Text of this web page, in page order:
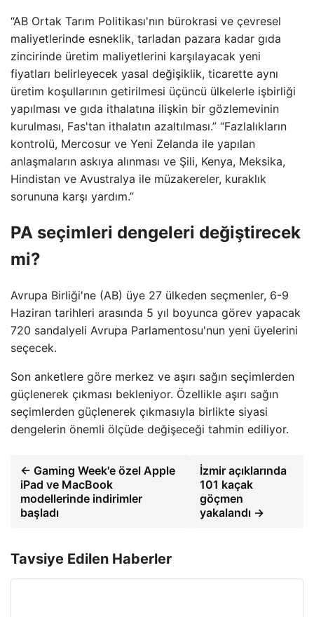
“AB Ortak Tarım Politikası'nın bürokrasi ve çevresel
maliyetlerinde esneklik, tarladan pazara kadar gıda
zincirinde üretim maliyetlerini karşılayacak yeni
fiyatları belirleyecek yasal değişiklik, ticarette aynı
üretim koşullarının getirilmesi üçüncü ülkelerle işbirliği
yapılması ve gıda ithalatına ilişkin bir gözlemevinin
kurulması, Fas'tan ithalatın azaltılması.” “Fazlalıkların
kontrolü, Mercosur ve Yeni Zelanda ile yapılan
anlaşmaların askıya alınması ve Şili, Kenya, Meksika,
Hindistan ve Avustralya ile müzakereler, kuraklık
sorununa karşı yardım.”
PA seçimleri dengeleri değiştirecek
mi?
Avrupa Birliği'ne (AB) üye 27 ülkeden seçmenler, 6-9
Haziran tarihleri ​​arasında 5 yıl boyunca görev yapacak
720 sandalyeli Avrupa Parlamentosu'nun yeni üyelerini
seçecek.
Son anketlere göre merkez ve aşırı sağın seçimlerden
güçlenerek çıkması bekleniyor. Özellikle aşırı sağın
seçimlerden güçlenerek çıkmasıyla birlikte siyasi
dengelerin önemli ölçüde değişeceği tahmin ediliyor.
← Gaming Week'e özel Apple
iPad ve MacBook
modellerinde indirimler
başladı
İzmir açıklarında
101 kaçak
göçmen
yakalandı →
Tavsiye Edilen Haberler